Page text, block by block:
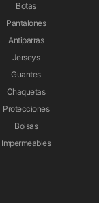
Botas
Pantalones
Antiparras
Jerseys
Guantes
Chaquetas
Protecciones
Bolsas
Impermeables